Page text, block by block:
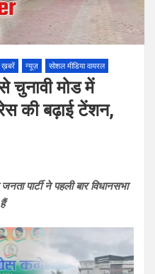
ख़बरें न्यूज़ सोशल मीडिया वायरल
चुनावी मोड में
की बढ़ाई टेंशन,
पार्टी ने पहली बार विधानसभा